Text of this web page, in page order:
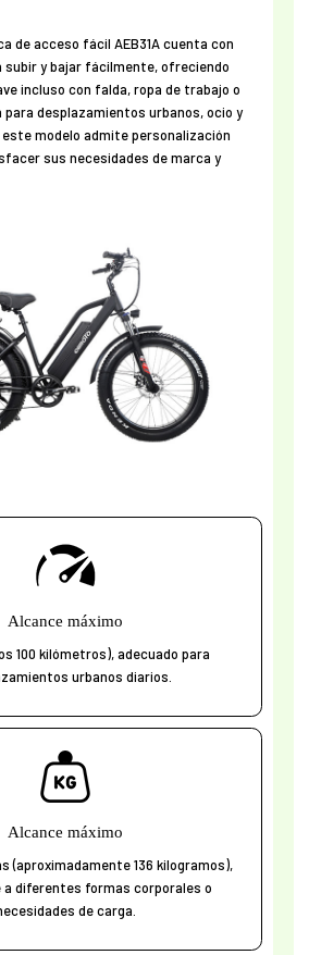
de acceso fácil AEB31A cuenta con
subir y bajar fácilmente, ofreciendo
incluso con falda, ropa de trabajo o
para desplazamientos urbanos, ocio y
modelo admite personalización
sus necesidades de marca y
Alcance máximo
100 kilómetros), adecuado para
urbanos diarios.
Alcance máximo
(aproximadamente 136 kilogramos),
a diferentes formas corporales o
de carga.